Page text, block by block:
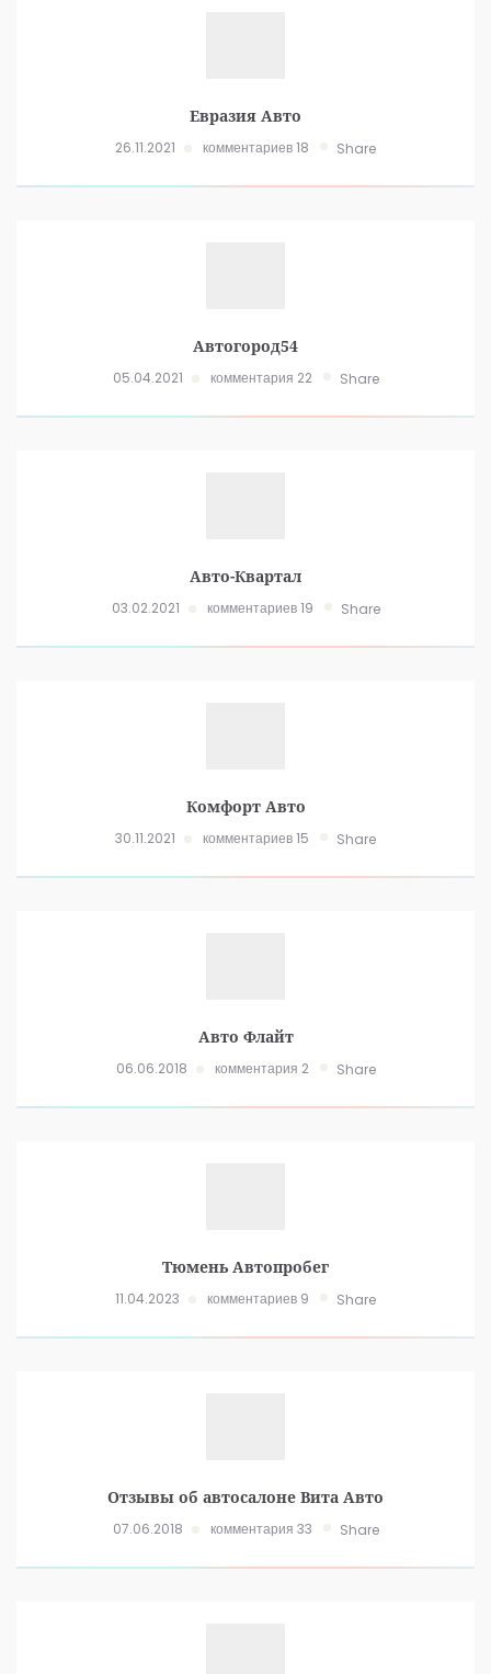
Евразия Авто
26.11.2021 комментариев 18 Share
Автогород54
05.04.2021 комментария 22 Share
Авто-Квартал
03.02.2021 комментариев 19 Share
Комфорт Авто
30.11.2021 комментариев 15 Share
Авто Флайт
06.06.2018 комментария 2 Share
Тюмень Автопробег
11.04.2023 комментариев 9 Share
Отзывы об автосалоне Вита Авто
07.06.2018 комментария 33 Share